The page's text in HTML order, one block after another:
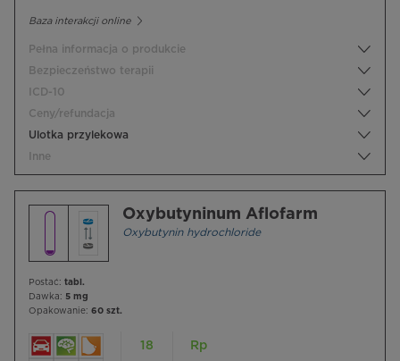
Baza interakcji online
Pełna informacja o produkcie
Bezpieczeństwo terapii
ICD-10
Ceny/refundacja
Ulotka przylekowa
Inne
Oxybutyninum Aflofarm
Oxybutynin hydrochloride
Postać: tabl.
Dawka: 5 mg
Opakowanie: 60 szt.
18
Rp